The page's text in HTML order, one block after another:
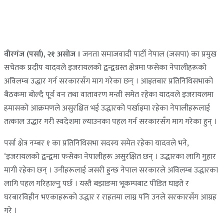
वीरगंज (पर्सा), २१ असोज । जनता समाजवादी पार्टी नेपाल (जसपा) का प्रमुख
सचेतक प्रदीप यादवले इजरायलको द्वन्द्वग्रस्त क्षेत्रमा फसेका नेपालीहरूको
अविलम्ब उद्धार गर्न सरकारसँग माग गरेका छन् । आइतबार प्रतिनिधिसभाको
बैठकमा बोल्दै पूर्व वन तथा वातावरण मन्त्री समेत रहेका यादवले इजरायलमा
हमासको आक्रमणले असुरक्षित भई उद्धारको पर्खाइमा रहेका नेपालीहरूलाई
तत्काल उद्धार गरी स्वदेशमा ल्याउनका पहल गर्न सरकारसँग माग गरेका हुन् ।
पर्सा क्षेत्र नम्बर १ का प्रतिनिधिसभा सदस्य समेत रहेका यादवले भने,
‘इजरायलको द्वन्द्वमा फसेका नेपालीहरू असुरक्षित छन् । उद्धारका लागि गुहार
मागी रहेका छन् । उनीहरूलाई जसरी हुन्छ नेपाल सरकारले अविलम्ब उद्धारका
लागि पहल गरिहाल्नु पर्छ । यस्तै बझाङमा भूकम्पबाट पीडित घाइते र
घरबारविहीन भएकाहरूको उद्धार र राहतमा लाग्न पनि उनले सरकारसँग आग्रह
गरे ।